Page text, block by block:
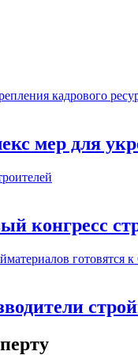
мер для
конгресс